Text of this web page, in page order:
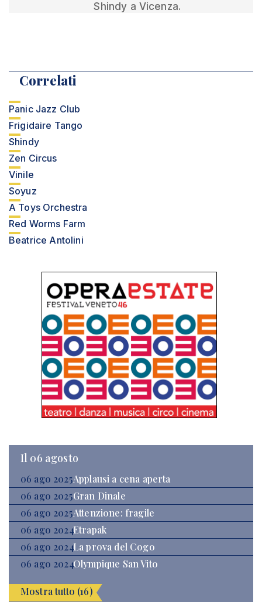
Shindy a Vicenza.
Correlati
Panic Jazz Club
Frigidaire Tango
Shindy
Zen Circus
Vinile
Soyuz
A Toys Orchestra
Red Worms Farm
Beatrice Antolini
Il 06 agosto
06 ago 2025Applausi a cena aperta
06 ago 2025Gran Dinale
06 ago 2025Attenzione: fragile
06 ago 2024Etrapak
06 ago 2024La prova del Cogo
06 ago 2024Olympique San Vito
Mostra tutto (16)